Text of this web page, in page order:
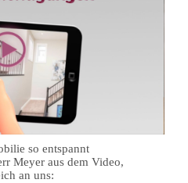
so entspannt
Meyer aus dem Video,
an uns: